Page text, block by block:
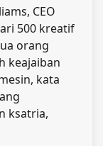
CEO
500 kreatif
orang
keajaiban
kata
ksatria,